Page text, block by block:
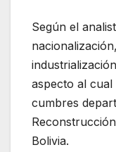
Según el
aspecto al
cumbres
Bolivia.